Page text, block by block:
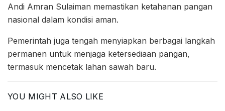
Andi Amran Sulaiman memastikan ketahanan pangan
nasional dalam kondisi aman.
Pemerintah juga tengah menyiapkan berbagai langkah
permanen untuk menjaga ketersediaan pangan,
termasuk mencetak lahan sawah baru.
YOU MIGHT ALSO LIKE